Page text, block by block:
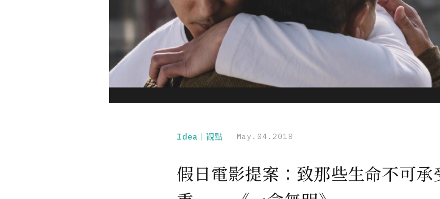
Idea｜觀點 May.04.2018
假日電影提案：致那些生命不可承